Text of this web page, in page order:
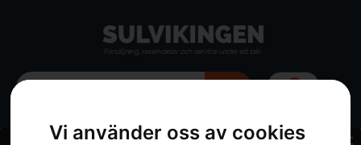
Vi använder oss av cookies